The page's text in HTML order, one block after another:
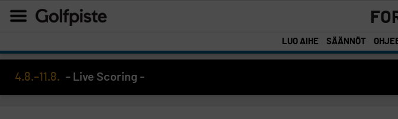
LUO AIHE SÄÄNNÖT
4.8.–11.8. - Live Scoring -